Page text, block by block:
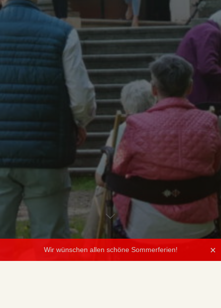
Wir wünschen allen schöne Sommerferien! ✕